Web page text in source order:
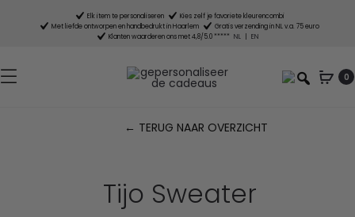
Elk item te personaliseren
Kies zelf je favoriete kleurencombi
Met liefde ontworpen en handbedrukt in Haarlem
Gratis verzending in NL v.a. 75 euro
Klanten waarderen ons met 4,8/5.0 ***** NL EN
0
← TERUG NAAR OVERZICHT
Tijo Sweater